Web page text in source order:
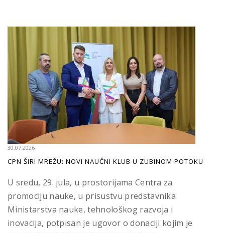
30.07.2026
CPN ŠIRI MREŽU: NOVI NAUČNI KLUB U ZUBINOM POTOKU
U sredu, 29. jula, u prostorijama Centra za
promociju nauke, u prisustvu predstavnika
Ministarstva nauke, tehnološkog razvoja i
inovacija, potpisan je ugovor o donaciji kojim je